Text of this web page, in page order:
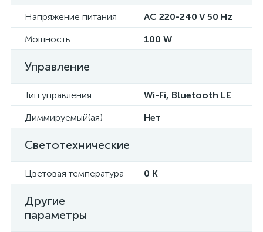
Напряжение питания
AC 220-240 V 50 Hz
Мощность
100 W
Управление
Тип управления
Wi-Fi, Bluetooth LE
Диммируемый(ая)
Нет
Светотехнические
Цветовая температура 0 K
Другие
параметры